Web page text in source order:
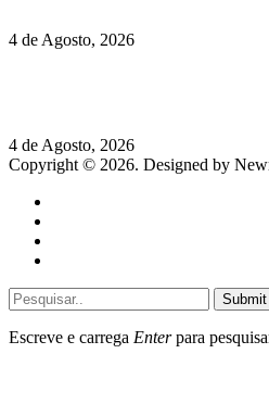
4 de Agosto, 2026
4 de Agosto, 2026
Copyright © 2026. Designed by
Submit
Escreve e carrega Enterpara